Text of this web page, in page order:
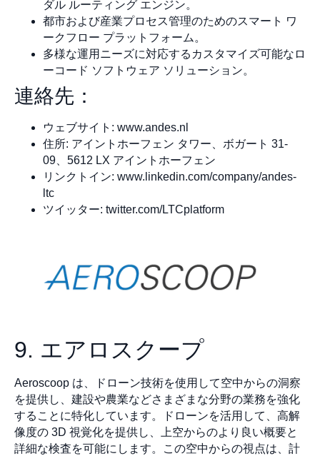
ダル ルーティング エンジン。
都市および産業プロセス管理のためのスマート ワ
ークフロー プラットフォーム。
多様な運用ニーズに対応するカスタマイズ可能なロ
ーコード ソフトウェア ソリューション。
連絡先：
ウェブサイト: www.andes.nl
住所: アイントホーフェン タワー、ボガート 31-
09、5612 LX アイントホーフェン
リンクトイン: www.linkedin.com/company/andes-
ltc
ツイッター: twitter.com/LTCplatform
9. エアロスクープ
Aeroscoop は、ドローン技術を使用して空中からの洞察
を提供し、建設や農業などさまざまな分野の業務を強化
することに特化しています。ドローンを活用して、高解
像度の 3D 視覚化を提供し、上空からのより良い概要と
詳細な検査を可能にします。この空中からの視点は、計